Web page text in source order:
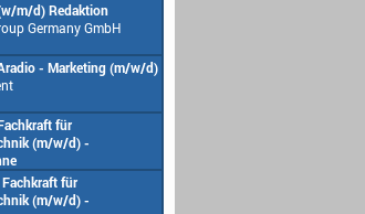
m/d) Redaktion
Germany GmbH
- Marketing (m/w/d)
für
(m/w/d) -
für
(m/w/d) -